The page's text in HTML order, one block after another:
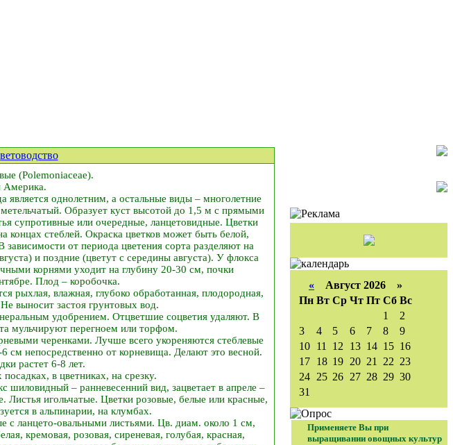
(Polemoniaceae).
Америка.
однолетним, а остальные виды – многолетние
Образует куст высотой до 1,5 м с прямыми
супротивные или очередные, ланцетовидные. Цветки
концах стеблей. Окраска цветков может быть белой,
от периода цветения сорта разделяют на
и поздние (цветут с середины августа). У флокса
корнями уходит на глубину 20-30 см, почки
Плод – коробочка.
рыхлая, влажная, глубоко обработанная, плодородная,
выносит застоя грунтовых вод.
удобрением. Отцветшие соцветия удаляют. В
мульчируют перегноем или торфом.
черенками. Лучше всего укореняются стеблевые
см непосредственно от корневища. Делают это весной.
растет 6-8 лет.
в цветниках, на срезку.
шиловидный – ранневесенний вид, зацветает в апреле –
игольчатые. Цветки розовые, белые или красные,
в альпинарии, на клумбах.
ланцето-овальными листьями. Цв. диам. около 1 см,
кремовая, розовая, сиреневая, голубая, красная,
« Август 2026 »
Пн Вт Ср Чт Пт Сб Вс
1
2
3
4 5 6 7 8
9
10 11 12 13 14 15 16
17 18 19 20 21 22 23
24 25 26 27 28 29 30
31
Применяете Вы при
выращивании овощных культур